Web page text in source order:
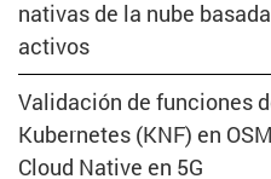
nativas de la nube
activos
Validación de funciones
Kubernetes (KNF) en
Cloud Native en 5G